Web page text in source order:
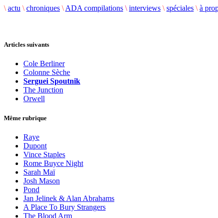
\ actu \ chroniques \ ADA compilations \ interviews \ spéciales \ à
Articles suivants
Cole Berliner
Colonne Sèche
Serguei Spoutnik
The Junction
Orwell
Même rubrique
Raye
Dupont
Vince Staples
Rome Buyce Night
Sarah Maï
Josh Mason
Pond
Jan Jelinek & Alan Abrahams
A Place To Bury Strangers
The Blood Arm